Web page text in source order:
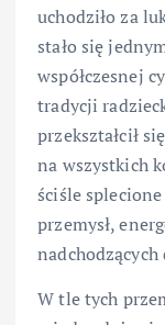
uchodziło za
stało się
współczesnej
tradycji
przekształcił
na wszystkich
ściśle
przemysł,
nadchodzących
W tle tych